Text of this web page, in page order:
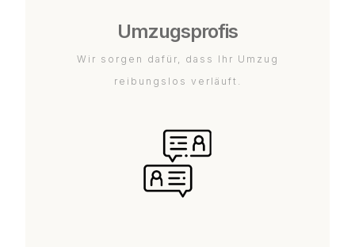
Umzugsprofis
Wir sorgen dafür, dass Ihr Umzug
reibungslos verläuft.